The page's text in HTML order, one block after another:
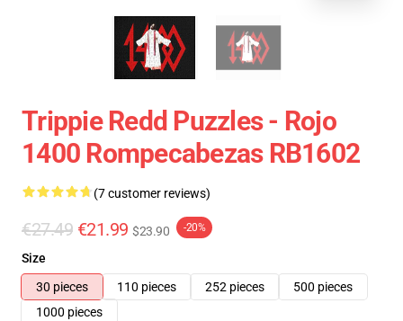
Trippie Redd Puzzles - Rojo
1400 Rompecabezas RB1602
(7 customer reviews)
€27.49 €21.99 $23.90 -20%
Size
30 pieces
110 pieces 252 pieces
500 pieces
1000 pieces